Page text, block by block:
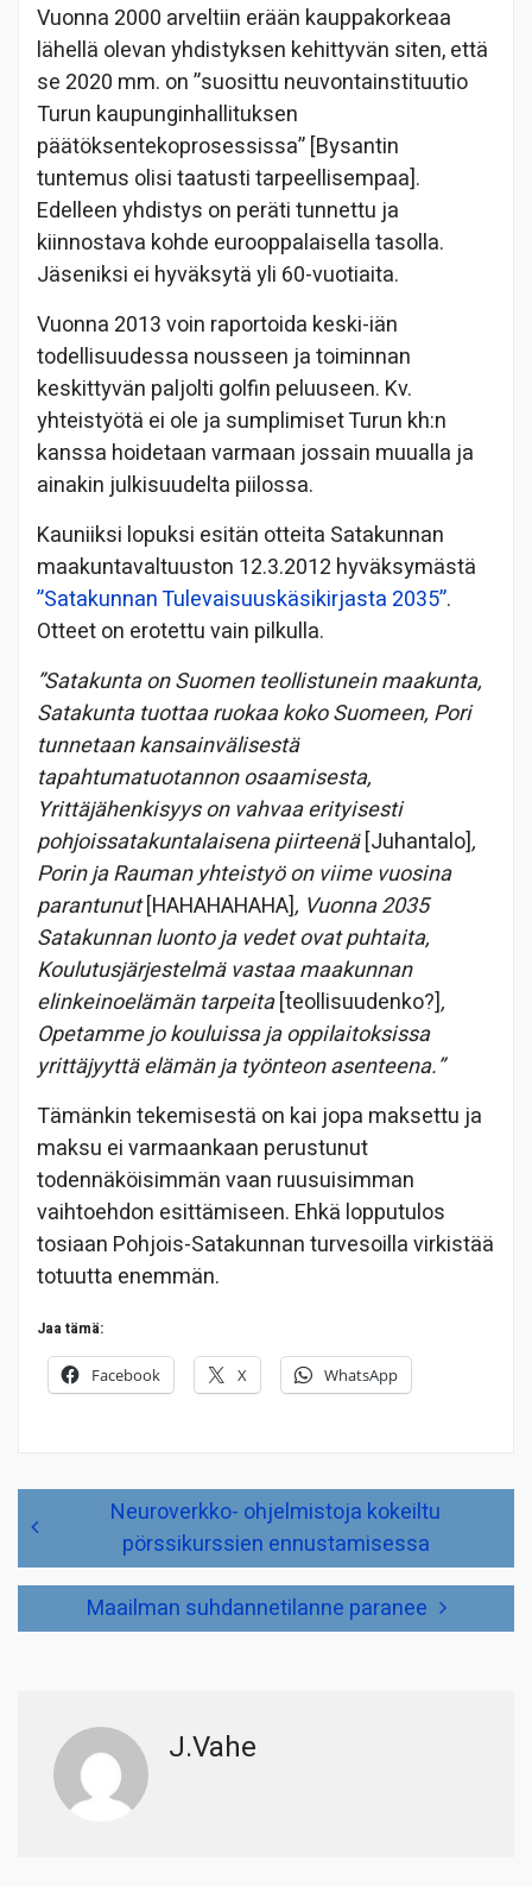
Vuonna 2000 arveltiin erään kauppakorkeaa
lähellä olevan yhdistyksen kehittyvän siten, että
se 2020 mm. on ”suosittu neuvontainstituutio
Turun kaupunginhallituksen
päätöksentekoprosessissa” [Bysantin
tuntemus olisi taatusti tarpeellisempaa].
Edelleen yhdistys on peräti tunnettu ja
kiinnostava kohde eurooppalaisella tasolla.
Jäseniksi ei hyväksytä yli 60-vuotiaita.
Vuonna 2013 voin raportoida keski-iän
todellisuudessa nousseen ja toiminnan
keskittyvän paljolti golfin peluuseen. Kv.
yhteistyötä ei ole ja sumplimiset Turun kh:n
kanssa hoidetaan varmaan jossain muualla ja
ainakin julkisuudelta piilossa.
Kauniiksi lopuksi esitän otteita Satakunnan
maakuntavaltuuston 12.3.2012 hyväksymästä
”Satakunnan Tulevaisuuskäsikirjasta 2035”.
Otteet on erotettu vain pilkulla.
”Satakunta on Suomen teollistunein maakunta,
Satakunta tuottaa ruokaa koko Suomeen, Pori
tunnetaan kansainvälisestä
tapahtumatuotannon osaamisesta,
Yrittäjähenkisyys on vahvaa erityisesti
pohjoissatakuntalaisena piirteenä[Juhantalo],
Porin ja Rauman yhteistyö on viime vuosina
parantunut[HAHAHAHAHA], Vuonna 2035
Satakunnan luonto ja vedet ovat puhtaita,
Koulutusjärjestelmä vastaa maakunnan
elinkeinoelämän tarpeita[teollisuudenko?],
Opetamme jo kouluissa ja oppilaitoksissa
yrittäjyyttä elämän ja työnteon asenteena.”
Tämänkin tekemisestä on kai jopa maksettu ja
maksu ei varmaankaan perustunut
todennäköisimmän vaan ruusuisimman
vaihtoehdon esittämiseen. Ehkä lopputulos
tosiaan Pohjois-Satakunnan turvesoilla virkistää
totuutta enemmän.
Jaa tämä:
Facebook X WhatsApp
selaus
Neuroverkko- ohjelmistoja kokeiltu
pörssikurssien ennustamisessa
Maailman suhdannetilanne paranee
J.Vahe